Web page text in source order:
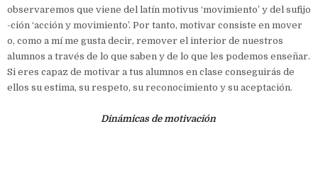
observaremos que viene del latín motivus ‘movimiento’ y del sufijo
-ción ‘acción y movimiento’. Por tanto, motivar consiste en mover
o, como a mí me gusta decir, remover el interior de nuestros
alumnos a través de lo que saben y de lo que les podemos enseñar.
Si eres capaz de motivar a tus alumnos en clase conseguirás de
ellos su estima, su respeto, su reconocimiento y su aceptación.
Dinámicas de motivación